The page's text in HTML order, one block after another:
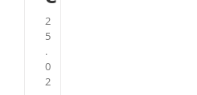
2
5
.
0
2